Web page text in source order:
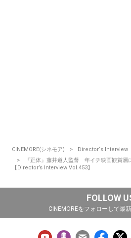
CINEMORE(シネモア)
Director‘s Interview
『正体』藤井道人監督 年イチ映画観賞層
【Director’s Interview Vol.453】
FOLLOW
CINEMOREをフォローして最